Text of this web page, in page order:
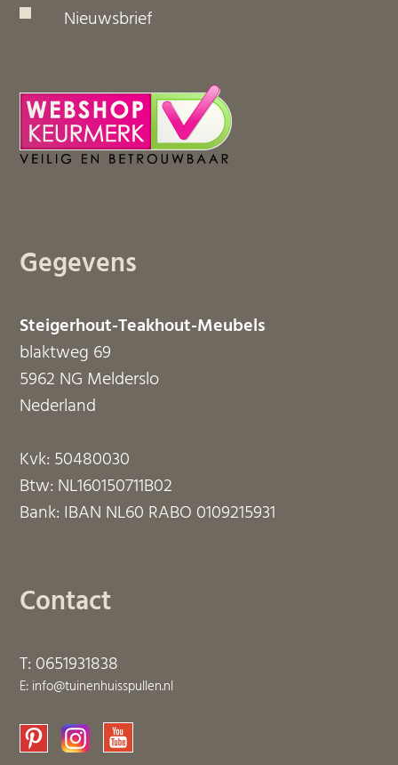
Nieuwsbrief
Gegevens
Steigerhout-Teakhout-Meubels
blaktweg 69
5962 NG Melderslo
Nederland
Kvk: 50480030
Btw: NL160150711B02
Bank: IBAN NL60 RABO 0109215931
Contact
T: 0651931838
E: info@tuinenhuisspullen.nl